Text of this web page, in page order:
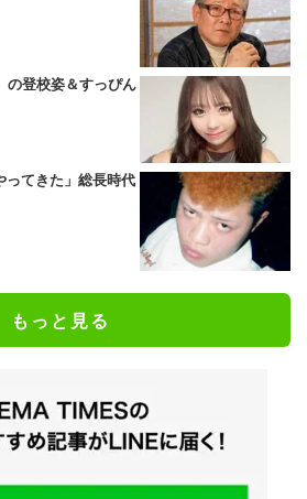
の登校姿＆すっぴん
ってきた」総長時代
もっと見る